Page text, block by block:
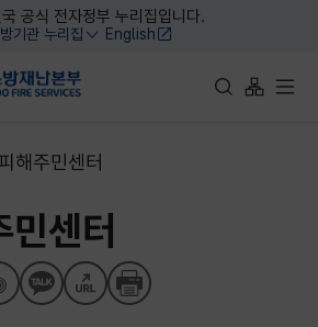
대메뉴 바로가기
본문 바로가기
공식 전자정부 누리집입니다.
기관 누리집
열기
English
통합검색 바로가
사이트맵
전체
해주민센터
센터